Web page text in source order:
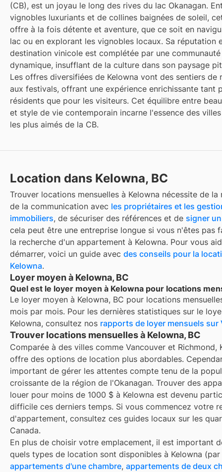
(CB), est un joyau le long des rives du lac Okanagan.
vignobles luxuriants et de collines baignées de soleil,
offre à la fois détente et aventure, que ce soit en
lac ou en explorant les vignobles locaux. Sa réputation
destination vinicole est complétée par une
dynamique, insufflant de la culture dans son paysage
Les offres diversifiées de Kelowna vont des sentiers de
aux festivals, offrant une expérience enrichissante tant
résidents que pour les visiteurs. Cet équilibre entre
et style de vie contemporain incarne l'essence des
les plus aimés de la CB.
Location dans Kelowna, BC
Trouver locations mensuelles à Kelowna nécessite de la
de la communication avec les propriétaires et les
immobiliers, de sécuriser des références et de signer
cela peut être une entreprise longue si vous n'êtes pas
la recherche d'un appartement à Kelowna. Pour vous
démarrer, voici un guide avec des conseils pour la
Kelowna.
Loyer moyen à Kelowna, BC
Quel est le loyer moyen à Kelowna pour locations
Le loyer moyen à Kelowna, BC pour locations
mois par mois. Pour les dernières statistiques sur le
Kelowna, consultez nos rapports de loyer mensuels sur
Trouver locations mensuelles à Kelowna, BC
Comparée à des villes comme Vancouver et Richmond,
offre des options de location plus abordables.
important de gérer les attentes compte tenu de la
croissante de la région de l'Okanagan. Trouver des
louer pour moins de 1000 $ à Kelowna est devenu
difficile ces derniers temps. Si vous commencez votre
d'appartement, consultez ces guides locaux sur les
Canada.
En plus de choisir votre emplacement, il est important
quels types de location sont disponibles à Kelowna (par
appartements d'une chambre, appartements de deux